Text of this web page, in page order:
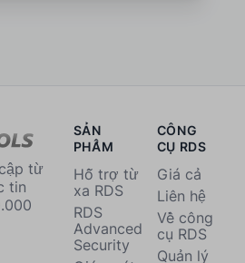
từ
tin
SẢN
PHẨM
Hỗ trợ từ
xa RDS
RDS
Advanced
Security
CÔNG
CỤ RDS
Giá cả
Liên hệ
Về công
cụ RDS
Quản lý